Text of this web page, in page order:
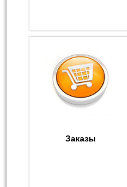
Заказы